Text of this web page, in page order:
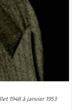
1948 à janvier 1953